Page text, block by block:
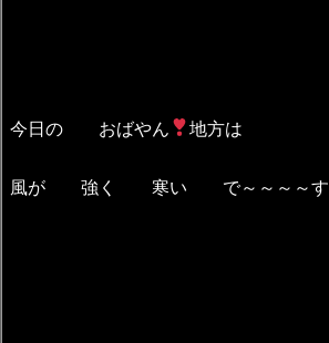
今日の おばやん 地方は
風が 強く 寒い で～～～～す